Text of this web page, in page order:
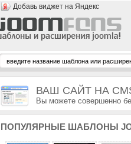
Добавь виджет на Яндекс
ВАШ САЙТ НА
Вы можете совершенно
ПОПУЛЯРНЫЕ ШАБЛОНЫ